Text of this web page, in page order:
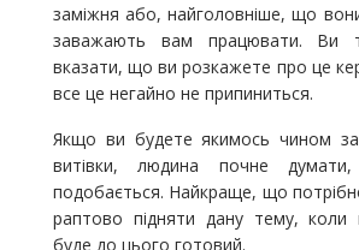
заміжня або, найголовніше, що вони
заважають вам працювати. Ви
вказати, що ви розкажете про це
все це негайно не припиниться.
Якщо ви будете якимось чином
витівки, людина почне
подобається. Найкраще, що
раптово підняти дану тему,
буде до цього готовий.